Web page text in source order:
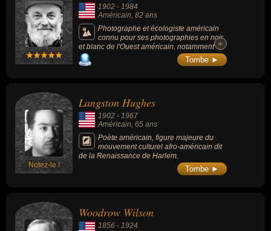
Act (en) de 1906 (qui renforce les pouvoirs
de la Commission du commerce entre États),
et le Pure Food and Drug Act de 1906 (qui
fonde la Food and Drug Administration).
1902 - 1984
Américain, 82 ans
Photographe et écologiste américain
connu pour ses photographies en noir
et blanc de l'Ouest américain, notamment
dans la Sierra Nevada, et plus
particulièrement du parc national de
+
+
Tombe ►
Notez-le !
Langston Hughes
1902 - 1967
Américain, 65 ans
Poète américain, figure majeure du
mouvement culturel afro-américain dit
de la Renaissance de Harlem.
Tombe ►
Woodrow Wilson
1856 - 1924